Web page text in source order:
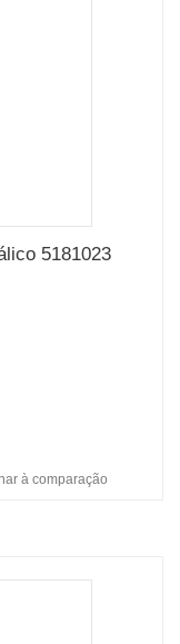
5181023
à comparação